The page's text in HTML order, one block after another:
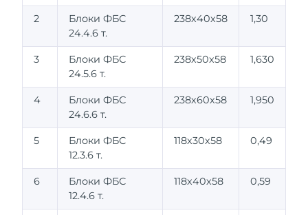
2
Блоки ФБС
24.4.6 т.
238х40х58 1,30
3
Блоки ФБС
24.5.6 т.
238х50х58 1,630
4
Блоки ФБС
24.6.6 т.
238х60х58 1,950
5
Блоки ФБС
12.3.6 т.
118х30х58 0,49
6
Блоки ФБС
12.4.6 т.
118х40х58 0,59